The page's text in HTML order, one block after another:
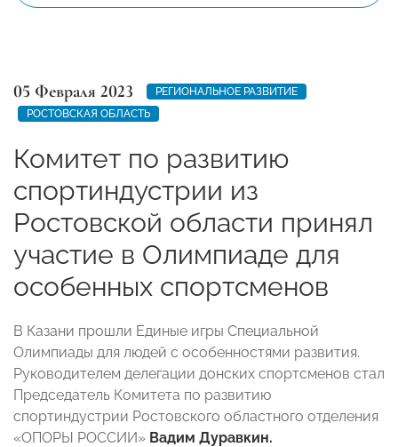
05 Февраля 2023
РЕГИОНАЛЬНОЕ РАЗВИТИЕ
РОСТОВСКАЯ ОБЛАСТЬ
Комитет по развитию
спортиндустрии из
Ростовской области принял
участие в Олимпиаде для
особенных спортсменов
В Казани прошли Единые игры Специальной
Олимпиады для людей с особенностями развития.
Руководителем делегации донских спортсменов стал
Председатель Комитета по развитию
спортиндустрии Ростовского областного отделения
«ОПОРЫ РОССИИ» Вадим Дуравкин.